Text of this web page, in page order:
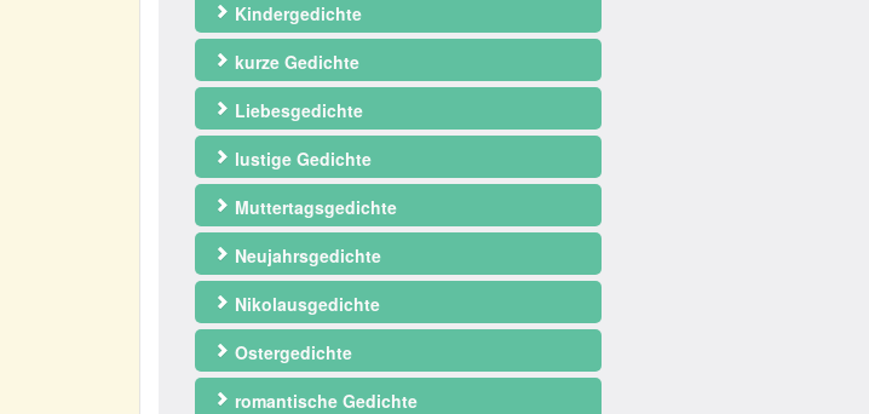
Kindergedichte
kurze Gedichte
Liebesgedichte
lustige Gedichte
Muttertagsgedichte
Neujahrsgedichte
Nikolausgedichte
Ostergedichte
romantische Gedichte